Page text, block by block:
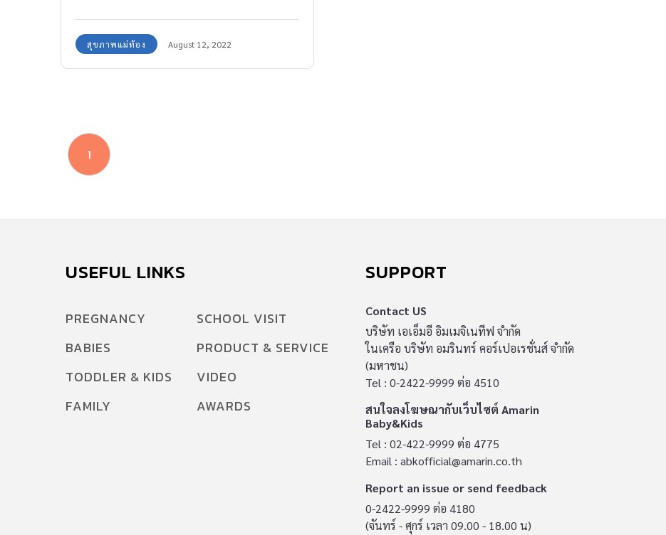
สุขภาพแม่ท้อง August 12, 2022
1
USEFUL LINKS
PREGNANCY
BABIES
TODDLER & KIDS
FAMILY
SCHOOL VISIT
PRODUCT & SERVICE
VIDEO
AWARDS
SUPPORT
Contact US
บริษัท เอเอ็มอี อิมเมจิเนทีฟ จำกัด
ในเครือ บริษัท อมรินทร์ คอร์เปอเรชั่นส์ จำกัด
(มหาชน)
Tel : 0-2422-9999 ต่อ 4510
สนใจลงโฆษณากับเว็บไซต์ Amarin
Baby&Kids
Tel : 02-422-9999 ต่อ 4775
Email : abkofficial@amarin.co.th
Report an issue or send feedback
0-2422-9999 ต่อ 4180
(จันทร์ - ศุกร์ เวลา 09.00 - 18.00 น)